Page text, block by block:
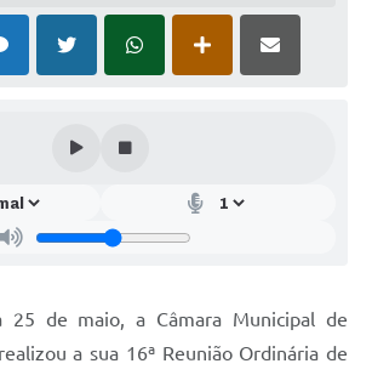
de maio, a Câmara Municipal de
a sua 16ª Reunião Ordinária de